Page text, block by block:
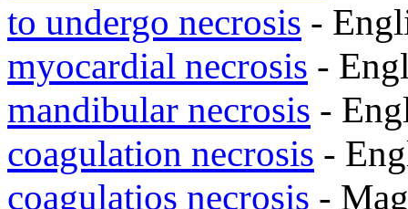
to undergo necrosis -
myocardial necrosis -
mandibular necrosis -
coagulation necrosis -
coagulatios necrosis -